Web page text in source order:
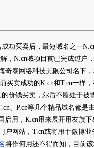
功买卖后，最短域名之一
N.cn域项目前已完成过户，
奇泰网络科技无限公司名下
卖成功的K.cn和T.cn一样，
的价钱买卖，尔后不断处
、P.cn等几个精品域名都
启用，K.cn用来展开用友旗
户网站，T.cn或将用于微
将作何用还不得而知，目前